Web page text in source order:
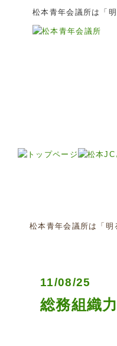
松本青年会議所は「
松本青年会議所は「
11/08/25
総務組織